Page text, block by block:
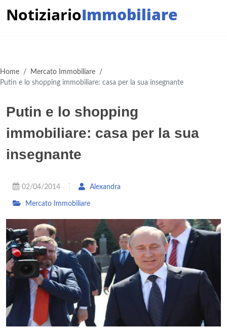
NotiziarioImmobiliare
Home / Mercato Immobiliare /
Putin e lo shopping immobiliare: casa per la sua insegnante
Putin e lo shopping
immobiliare: casa per la sua
insegnante
02/04/2014 Alexandra
Mercato Immobiliare